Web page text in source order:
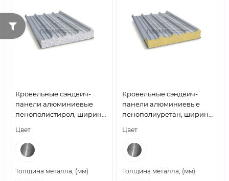
Кровельные сэндвич-
панели алюминиевые
пенополистирол, ширина
0.5/0.5
Цвет
Толщина металла, (мм)
Кровельные сэндвич-
панели алюминиевые
пенополиуретан, ширина
0.5/0.5
Цвет
Толщина металла, (мм)